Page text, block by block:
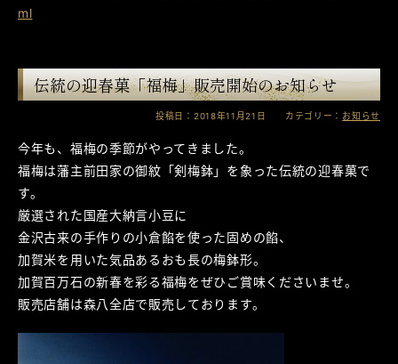
ml
伝統の迎春菓「福梅」販売開始のお知らせ
投稿日：2018年11月21日 カテゴリー： お知らせ
今年も、福梅の季節がやってきました。
福梅は藩主前田家の御紋「剣梅鉢」を象った伝統の迎春菓で
す。
厳選された国産大納言小豆に
金沢古来の手作りの小倉餡を使った固めの餡、
加賀米を用いた気品あるおも長の梅鉢形。
加賀百万石の新春を彩る福梅をぜひご賞味くださいませ。
販売店舗は森八全店で販売しております。